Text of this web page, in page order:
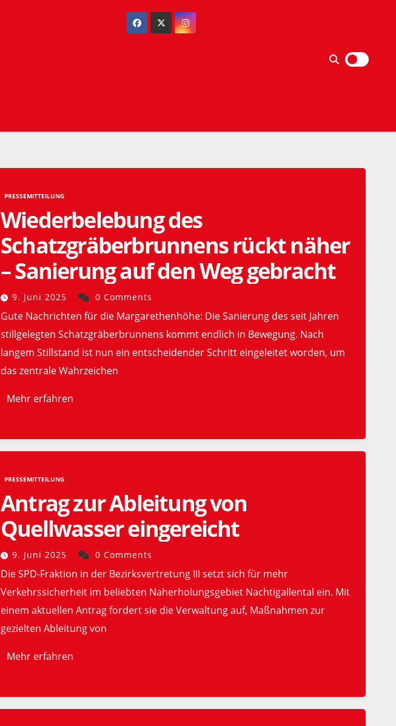
PRESSEMITTEILUNG
Wiederbelebung des
Schatzgräberbrunnens rückt näher
– Sanierung auf den Weg gebracht
9. Juni 2025 0 Comments
Gute Nachrichten für die Margarethenhöhe: Die Sanierung des seit Jahren
stillgelegten Schatzgräberbrunnens kommt endlich in Bewegung. Nach
langem Stillstand ist nun ein entscheidender Schritt eingeleitet worden, um
das zentrale Wahrzeichen
Mehr erfahren
PRESSEMITTEILUNG
Antrag zur Ableitung von
Quellwasser eingereicht
9. Juni 2025 0 Comments
Die SPD-Fraktion in der Bezirksvertretung III setzt sich für mehr
Verkehrssicherheit im beliebten Naherholungsgebiet Nachtigallental ein. Mit
einem aktuellen Antrag fordert sie die Verwaltung auf, Maßnahmen zur
gezielten Ableitung von
Mehr erfahren